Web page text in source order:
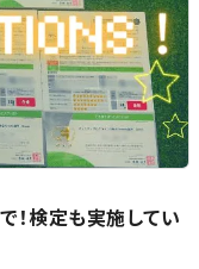
！検定も実施してい